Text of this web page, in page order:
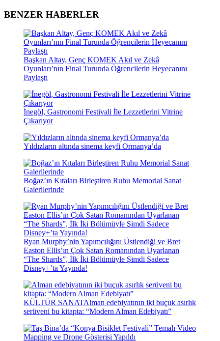
BENZER HABERLER
Başkan Altay, Genç KOMEK Akıl ve Zekâ
Oyunları’nın Final Turunda Öğrencilerin Heyecanını
Paylaştı
İnegöl, Gastronomi Festivali İle Lezzetlerini Vitrine
Çıkarıyor
Yıldızların altında sinema keyfi Ormanya’da
Boğaz’ın Kıtaları Birleştiren Ruhu Memorial Sanat
Galerilerinde
Ryan Murphy’nin Yapımcılığını Üstlendiği ve Bret
Easton Ellis’ın Çok Satan Romanından Uyarlanan
“The Shards”, İlk İki Bölümüyle Şimdi Sadece
Disney+’ta Yayında!
KÜLTÜR SANATAlman edebiyatının iki buçuk asırlık
serüveni bu kitapta: “Modern Alman Edebiyatı”